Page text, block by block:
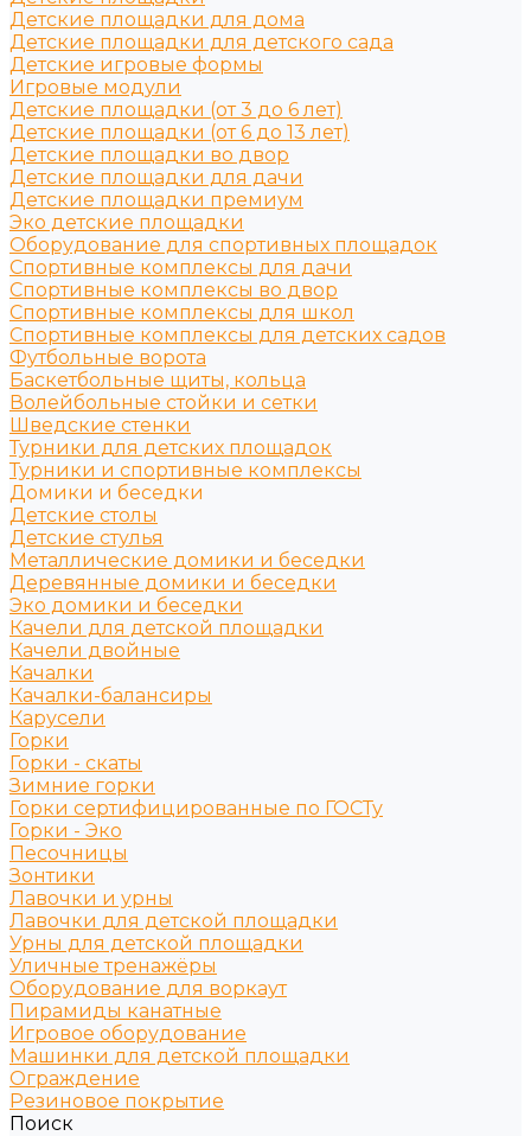
Детские площадки для дома
Детские площадки для детского сада
Детские игровые формы
Игровые модули
Детские площадки (от 3 до 6 лет)
Детские площадки (от 6 до 13 лет)
Детские площадки во двор
Детские площадки для дачи
Детские площадки премиум
Эко детские площадки
Оборудование для спортивных площадок
Спортивные комплексы для дачи
Спортивные комплексы во двор
Спортивные комплексы для школ
Спортивные комплексы для детских садов
Футбольные ворота
Баскетбольные щиты, кольца
Волейбольные стойки и сетки
Шведские стенки
Турники для детских площадок
Турники и спортивные комплексы
Домики и беседки
Детские столы
Детские стулья
Металлические домики и беседки
Деревянные домики и беседки
Эко домики и беседки
Качели для детской площадки
Качели двойные
Качалки
Качалки-балансиры
Карусели
Горки
Горки - скаты
Зимние горки
Горки сертифицированные по ГОСТу
Горки - Эко
Песочницы
Зонтики
Лавочки и урны
Лавочки для детской площадки
Урны для детской площадки
Уличные тренажёры
Оборудование для воркаут
Пирамиды канатные
Игровое оборудование
Машинки для детской площадки
Ограждение
Резиновое покрытие
Поиск